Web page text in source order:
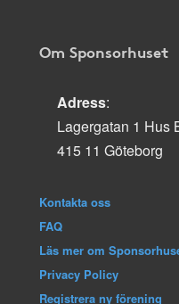
Om Sponsorhuset
Adress:
Lagergatan 1 Hus
415 11 Göteborg
Kontakta oss
FAQ
Läs mer om
Privacy Policy
Registrera ny förening